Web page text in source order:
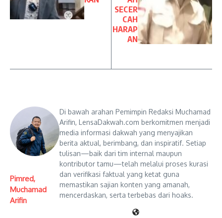
SECER
CAH
HARAP
AN
Pimred,
Muchamad
Arifin
Di bawah arahan Pemimpin Redaksi Muchamad
Arifin, LensaDakwah.com berkomitmen menjadi
media informasi dakwah yang menyajikan
berita aktual, berimbang, dan inspiratif. Setiap
tulisan—baik dari tim internal maupun
kontributor tamu—telah melalui proses kurasi
dan verifikasi faktual yang ketat guna
memastikan sajian konten yang amanah,
mencerdaskan, serta terbebas dari hoaks.